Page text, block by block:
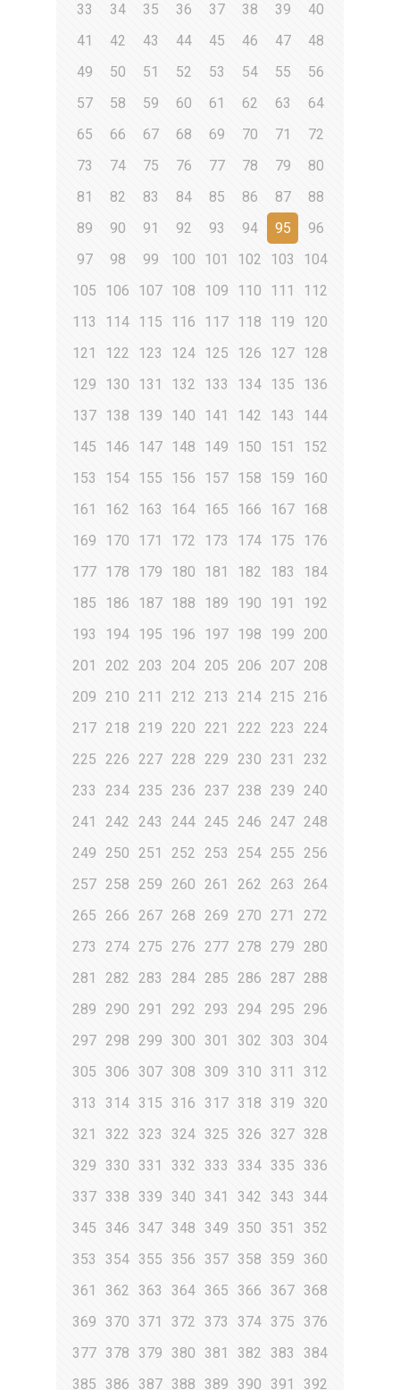
33
34 35 36 37 38 39
40
41
42 43 44 45 46 47
48
49
50 51 52 53 54 55
56
57
58 59 60 61 62 63
64
65
66 67 68 69 70 71
72
73
74 75 76 77 78 79
80
81
82 83 84 85 86 87
88
89
90 91 92 93 94 95
96
97
98 99 100 101 102 103
104
105
106 107 108 109 110 111
112
113
114 115 116 117 118 119
120
121
122 123 124 125 126 127 128
129
130 131 132 133 134 135
136
137 138 139 140 141 142 143
144
145
146 147 148 149 150 151
152
153
154 155 156 157 158 159
160
161
162 163 164 165 166 167 168
169
170 171 172 173 174 175
176
177 178 179 180 181 182 183
184
185
186 187 188 189 190 191
192
193
194 195 196 197 198 199 200
201
202 203 204 205 206 207 208
209 210 211 212 213 214 215 216
217 218 219 220 221 222 223
224
225 226 227 228 229 230 231
232
233
234 235 236 237 238 239 240
241
242 243 244 245 246 247 248
249 250 251 252 253 254 255 256
257 258 259 260 261 262 263
264
265 266 267 268 269 270 271
272
273
274 275 276 277 278 279 280
281
282 283 284 285 286 287 288
289 290 291 292 293 294 295 296
297 298 299 300 301 302 303
304
305
306 307 308 309 310 311
312
313
314 315 316 317 318 319
320
321
322 323 324 325 326 327 328
329
330 331 332 333 334 335
336
337 338 339 340 341 342 343
344
345
346 347 348 349 350 351
352
353
354 355 356 357 358 359 360
361
362 363 364 365 366 367 368
369
370 371 372 373 374 375 376
377 378 379 380 381 382 383
384
385
386 387 388 389 390 391 392